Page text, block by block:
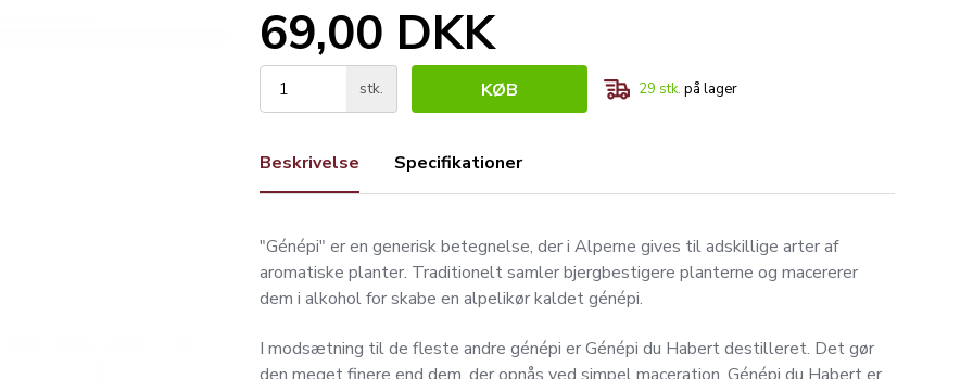
69,00 DKK
stk. KØB 29 stk. på lager
Beskrivelse Specifikationer
"Génépi" er en generisk betegnelse, der i Alperne gives til adskillige arter af
aromatiske planter. Traditionelt samler bjergbestigere planterne og macererer
dem i alkohol for skabe en alpelikør kaldet génépi.
I modsætning til de fleste andre génépi er Génépi du Habert destilleret. Det gør